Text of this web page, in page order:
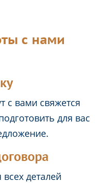
с нами
с вами свяжется
для вас
деталей